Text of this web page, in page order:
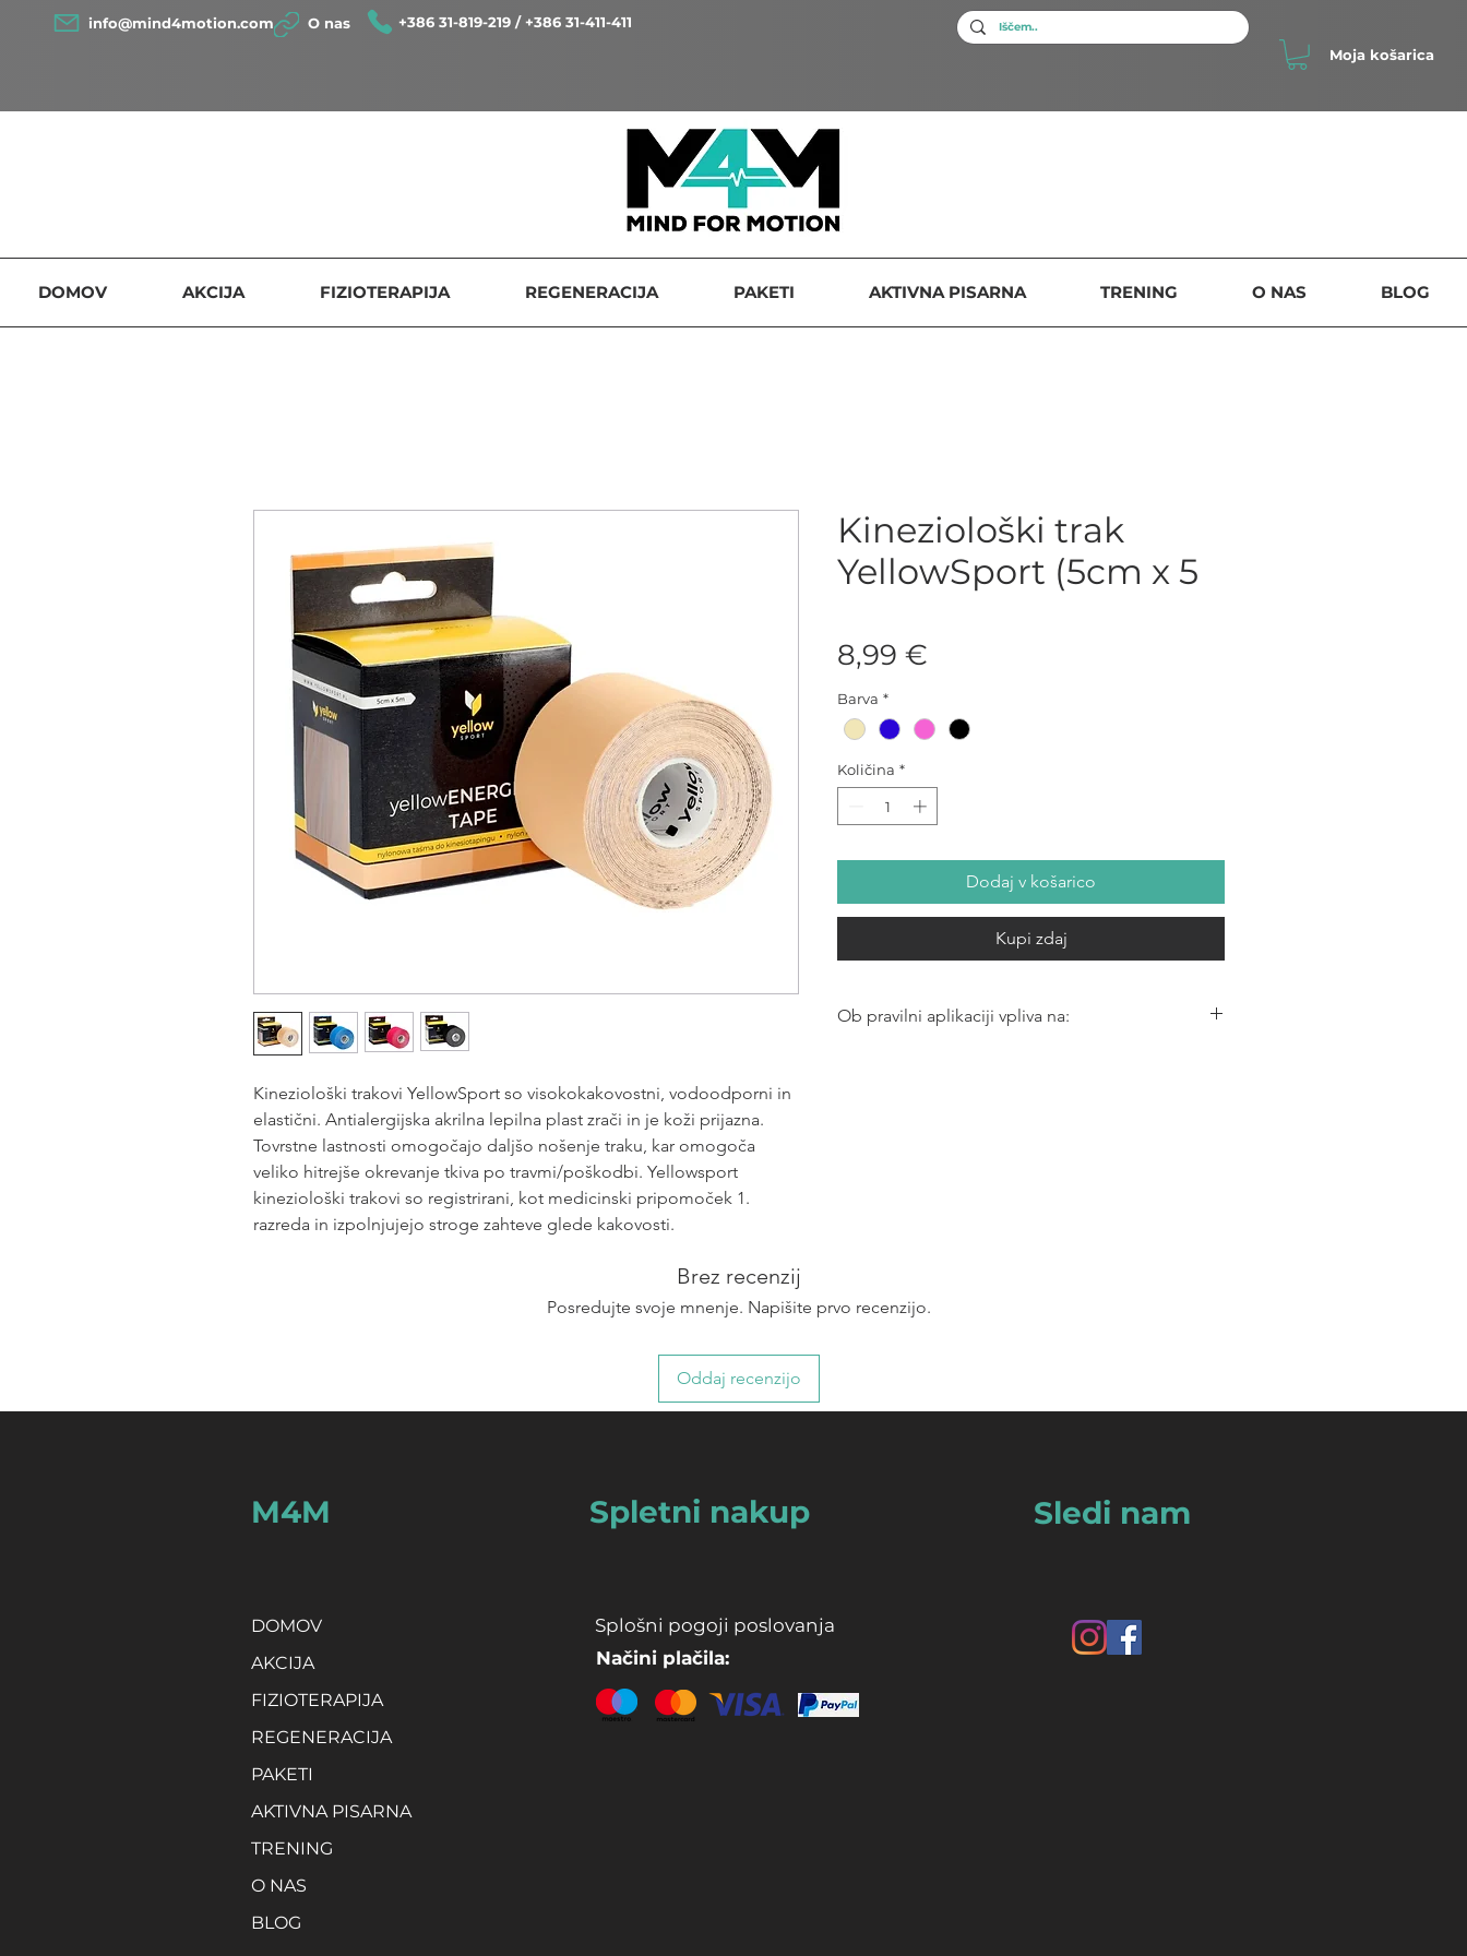
info@mind4motion.com O nas
+386 31-819-219 / +386 31-411-411
Moja košarica
DOMOV AKCIJA FIZIOTERAPIJA REGENERACIJA PAKETI AKTIVNA PISARNA TRENING O NAS BLOG
Kineziološki trakovi YellowSport so visokokakovostni, vodoodporni in
elastični. Antialergijska akrilna lepilna plast zrači in je koži prijazna.
Tovrstne lastnosti omogočajo daljšo nošenje traku, kar omogoča
veliko hitrejše okrevanje tkiva po travmi/poškodbi. Yellowsport
kineziološki trakovi so registrirani, kot medicinski pripomoček 1.
razreda in izpolnjujejo stroge zahteve glede kakovosti.
Kineziološki trak
YellowSport (5cm x 5
8,99 €
Barva *
Količina *
Dodaj v košarico
Kupi zdaj
Ob pravilni aplikaciji vpliva na:
Brez recenzij
Posredujte svoje mnenje. Napišite prvo recenzijo.
Oddaj recenzijo
M4M Spletni nakup
DOMOV
AKCIJA
FIZIOTERAPIJA
REGENERACIJA
PAKETI
AKTIVNA PISARNA
TRENING
O NAS
BLOG
Splošni pogoji poslovanja
Načini plačila:
Sledi nam